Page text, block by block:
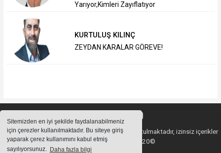
Sitemizden en iyi şekilde faydalanabilmeniz
için çerezler kullanılmaktadır. Bu siteye giriş
yaparak çerez kullanımını kabul etmiş
sayılıyorsunuz. Daha fazla bilgi
Yarıyor,Kimleri Zayıflatıyor
KURTULUŞ KILINÇ
ZEYDAN KARALAR GÖREVE!
Sitemizde bulunan içeriklerin tüm hakları saklı tutulmaktadır, izinsiz içerikler
kullanılamaz. Copyright 2020©